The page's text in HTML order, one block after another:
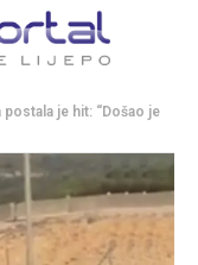
postala je hit: “Došao je